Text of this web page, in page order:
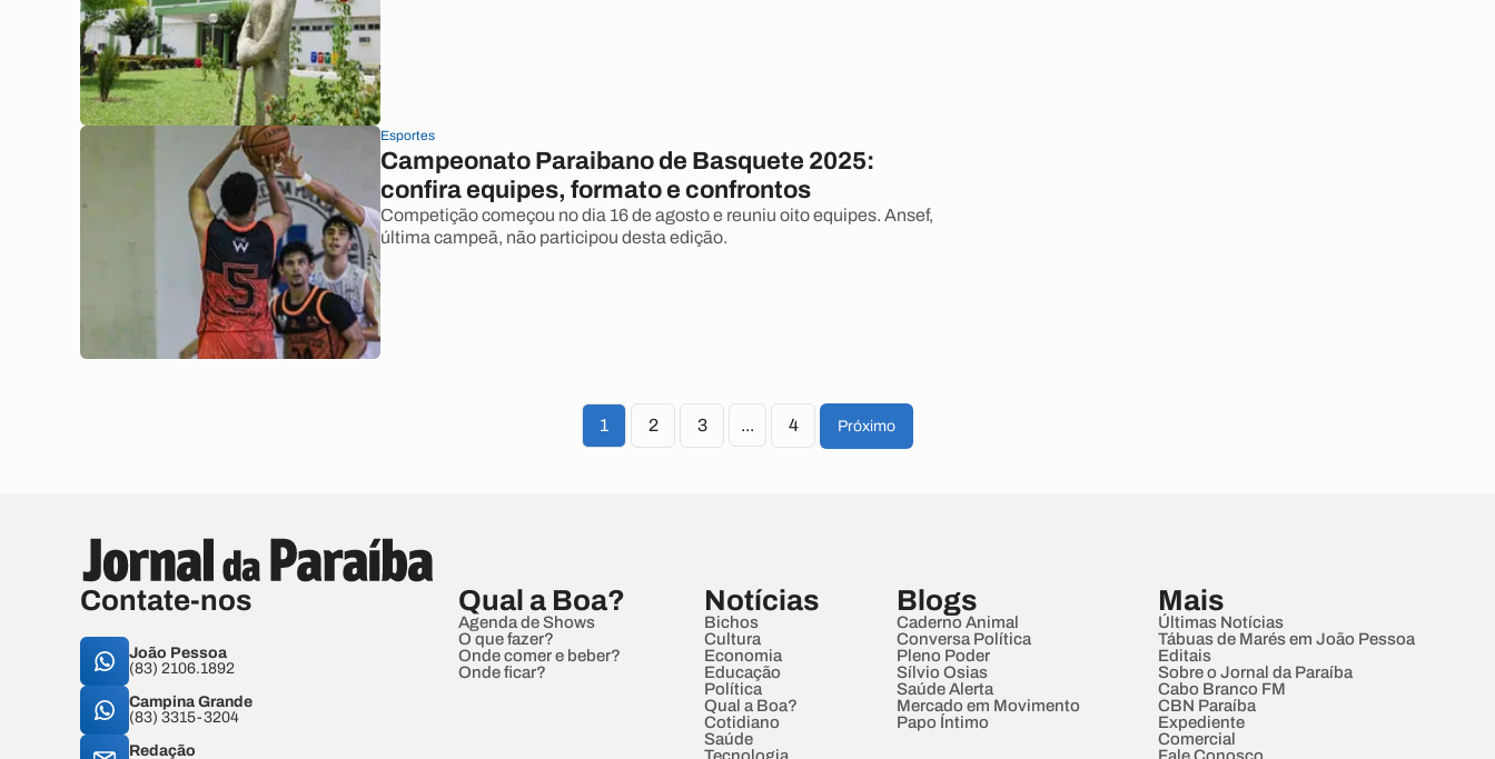
Esportes
Campeonato Paraibano de Basquete 2025:
confira equipes, formato e confrontos
Competição começou no dia 16 de agosto e reuniu oito equipes. Ansef,
última campeã, não participou desta edição.
1 2 3 ... 4 Próximo
Contate-nos
João Pessoa
(83) 2106.1892
Campina Grande
(83) 3315-3204
Redação
Qual a Boa?
Agenda de Shows
O que fazer?
Onde comer e beber?
Onde ficar?
Notícias
Bichos
Cultura
Economia
Educação
Política
Qual a Boa?
Cotidiano
Saúde
Blogs
Caderno Animal
Conversa Política
Pleno Poder
Sílvio Osias
Saúde Alerta
Mercado em Movimento
Papo Íntimo
Mais
Últimas Notícias
Tábuas de Marés em João Pessoa
Editais
Sobre o Jornal da Paraíba
Cabo Branco FM
CBN Paraíba
Expediente
Comercial